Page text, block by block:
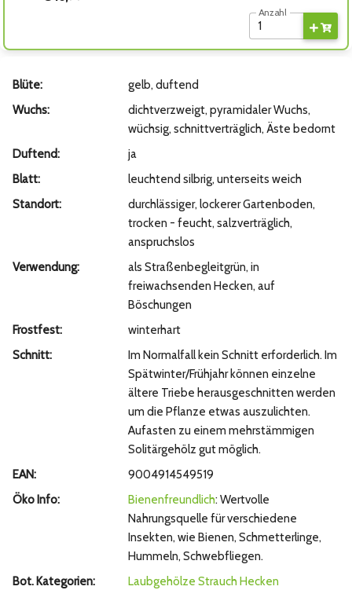
Anzahl
Blüte:
gelb, duftend
Wuchs:
dichtverzweigt, pyramidaler Wuchs,
wüchsig, schnittverträglich, Äste bedornt
Duftend:
ja
Blatt:
leuchtend silbrig, unterseits weich
Standort:
durchlässiger, lockerer Gartenboden,
trocken - feucht, salzverträglich,
anspruchslos
Verwendung:
als Straßenbegleitgrün, in
freiwachsenden Hecken, auf
Böschungen
Frostfest:
winterhart
Schnitt:
Im Normalfall kein Schnitt erforderlich. Im
Spätwinter/Frühjahr können einzelne
ältere Triebe herausgeschnitten werden
um die Pflanze etwas auszulichten.
Aufasten zu einem mehrstämmigen
Solitärgehölz gut möglich.
EAN:
9004914549519
Öko Info:
Bienenfreundlich: Wertvolle
Nahrungsquelle für verschiedene
Insekten, wie Bienen, Schmetterlinge,
Hummeln, Schwebfliegen.
Bot. Kategorien:
Laubgehölze Strauch Hecken